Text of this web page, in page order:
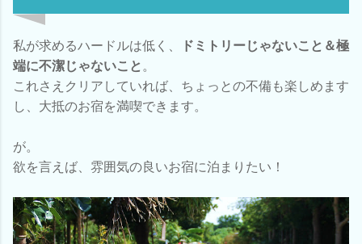
私が求めるハードルは低く、
ドミトリーじゃないこと＆極
端に不潔じゃないこと 。
これさえクリアしていれば、ちょっとの不備も楽しめます
し、大抵のお宿を満喫できます。
が。
欲を言えば、雰囲気の良いお宿に泊まりたい！